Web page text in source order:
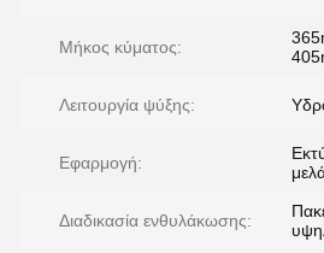
Μήκος κύματος:
Λειτουργία ψύξης:
Εφαρμογή:
Διαδικασία ενθυλάκωσης: